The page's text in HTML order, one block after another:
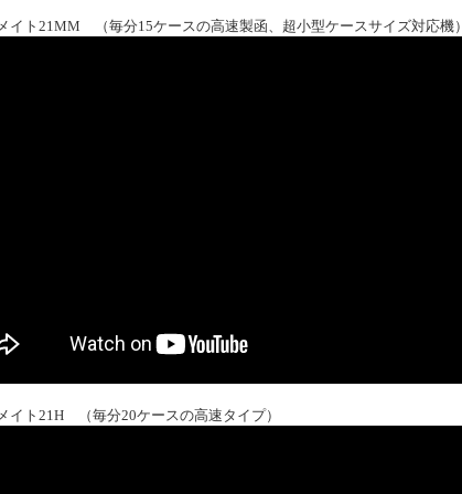
イト21MM （毎分15ケースの高速製函、超小型ケースサイズ対応機）
イト21H （毎分20ケースの高速タイプ）